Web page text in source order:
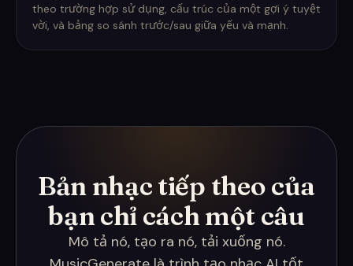
theo trường hợp sử dụng, cấu trúc của một gợi ý tuyệt
vời, và bảng so sánh trước/sau giữa yếu và mạnh.
Bản nhạc tiếp theo của
bạn chỉ cách một câu
Mô tả nó, tạo ra nó, tải xuống nó.